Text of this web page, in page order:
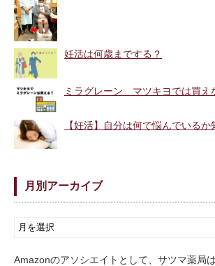
妊活は何歳までする？
ミラグレーン マツキヨでは買え
【妊活】自分は何で悩んでいるか
月別アーカイブ
Amazonのアソシエイトとして、サツマ薬局